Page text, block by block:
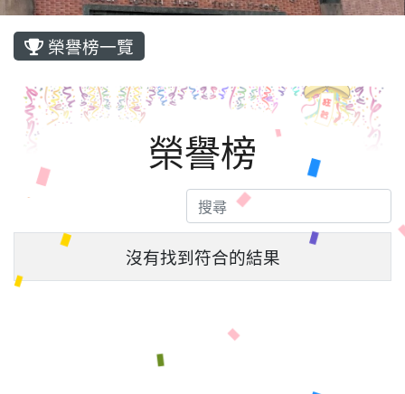
榮譽榜一覽
榮譽榜
沒有找到符合的結果